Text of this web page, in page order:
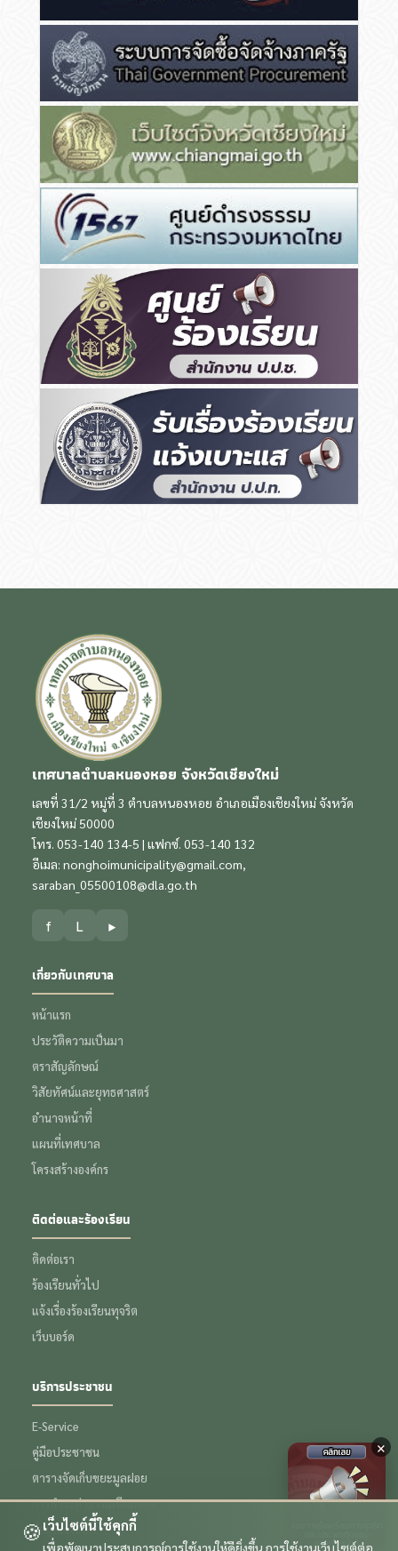
🍪 เว็บไซต์นี้ใช้คุกกี้
เพื่อพัฒนาประสบการณ์การใช้งานให้ดียิ่งขึ้น การใช้งานเว็บไซต์ต่อ
เทศบาลตำบลหนองหอย จังหวัดเชียงใหม่
เลขที่ 31/2 หมู่ที่ 3 ตำบลหนองหอย อำเภอเมืองเชียงใหม่ จังหวัด
เชียงใหม่ 50000
โทร. 053-140 134-5 | แฟกซ์. 053-140 132
อีเมล: nonghoimunicipality@gmail.com,
saraban_05500108@dla.go.th
f L ▶
เกี่ยวกับเทศบาล
หน้าแรก
ประวัติความเป็นมา
ตราสัญลักษณ์
วิสัยทัศน์และยุทธศาสตร์
อำนาจหน้าที่
แผนที่เทศบาล
โครงสร้างองค์กร
ติดต่อและร้องเรียน
ติดต่อเรา
ร้องเรียนทั่วไป
แจ้งเรื่องร้องเรียนทุจริต
เว็บบอร์ด
บริการประชาชน
E-Service
คู่มือประชาชน
ตารางจัดเก็บขยะมูลฝอย
การชำระค่าธรรมเนียมขยะ
ข้อมูลเชิงสถิติ
×